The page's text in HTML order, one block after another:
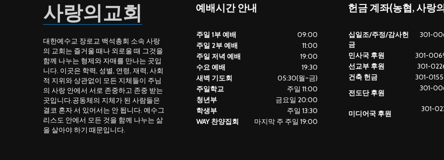
사랑의교회
대한예수교 장로교 백석총회 소속 사랑
의 교회는 즐거울 때나 외로울 때 그것을
함께 나누는 형제와 자매를 만나는 곳입
니다. 이곳은 학력, 성별, 연령, 재력, 사회
적 지위와 상관없이 모든 지체들이 주님
의 사랑 안에서 서로 존중하고 존중 받는
곳입니다.공동체의 지체가 된 사람들은
결코 혼자 서 있어서는 안 됩니다. 예수그
리스도 안에서 모든 것을 함께 나누는 삶
을 살아야 하기 때문입니다.
예배시간 안내
주일 1부 예배
09:00
주일 2부 예배
11:00
주일 저녁 예배
19:00
수요 예배
19:30
새벽 기도회
05:30(월~금)
주일학교
주일 11:00
청년부
금요일 20:00
학생부
주일 13:30
WAY 찬양집회
마지막 주 주일 19:00
헌금 계좌(농협, 사랑
십일조/주정/감사헌
금
301-
민사국 후원
301-
선교부 후원
301-
건축 헌금
301-
전도단 후원
301-
미디어국 후원
301-